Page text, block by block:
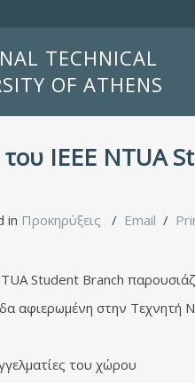
TECHNICAL
OF ATHENS
IEEE NTUA
in Προκηρύξεις Email
Student Branch
αφιερωμένη στην
του χώρου